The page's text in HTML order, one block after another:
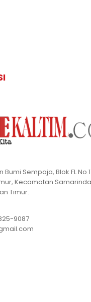
Sempaja, Blok FL No
Kecamatan
Timur.
9087